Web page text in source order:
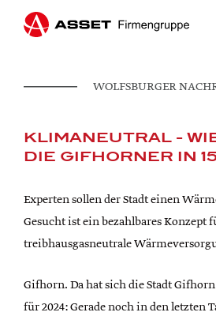
WOLFSBURGER
KLIMANEUTRAL -
DIE GIFHORNER IN
Experten sollen der Stadt einen
Gesucht ist ein bezahlbares Konzept
treibhausgasneutrale
Gifhorn. Da hat sich die Stadt
für 2024: Gerade noch in den letzten